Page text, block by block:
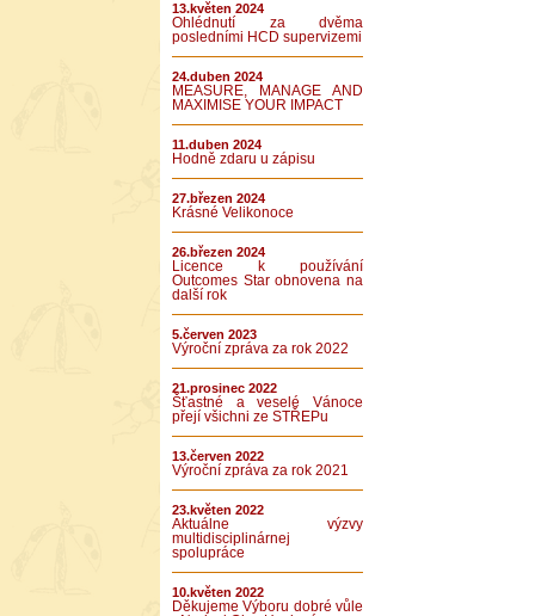
13.květen 2024
Ohlédnutí za dvěma
posledními HCD supervizemi
24.duben 2024
MEASURE, MANAGE AND
MAXIMISE YOUR IMPACT
11.duben 2024
Hodně zdaru u zápisu
27.březen 2024
Krásné Velikonoce
26.březen 2024
Licence k používání
Outcomes Star obnovena na
další rok
5.červen 2023
Výroční zpráva za rok 2022
21.prosinec 2022
Šťastné a veselé Vánoce
přejí všichni ze STŘEPu
13.červen 2022
Výroční zpráva za rok 2021
23.květen 2022
Aktuálne výzvy
multidisciplinárnej
spolupráce
10.květen 2022
Děkujeme Výboru dobré vůle